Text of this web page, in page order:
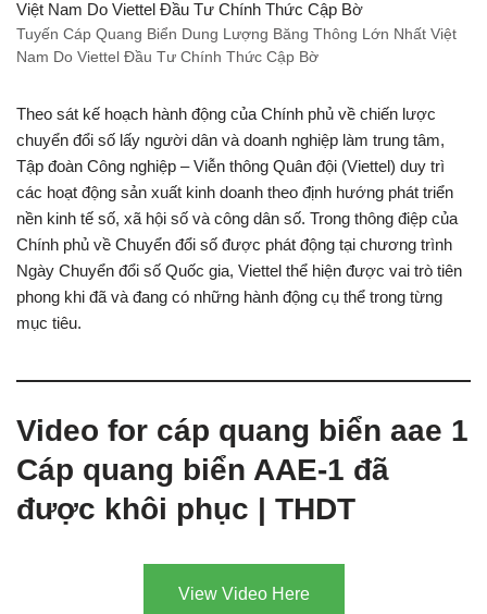
Tuyến Cáp Quang Biển Dung Lượng Băng Thông Lớn Nhất Việt
Nam Do Viettel Đầu Tư Chính Thức Cập Bờ
Theo sát kế hoạch hành động của Chính phủ về chiến lược
chuyển đổi số lấy người dân và doanh nghiệp làm trung tâm,
Tập đoàn Công nghiệp – Viễn thông Quân đội (Viettel) duy trì
các hoạt động sản xuất kinh doanh theo định hướng phát triển
nền kinh tế số, xã hội số và công dân số. Trong thông điệp của
Chính phủ về Chuyển đổi số được phát động tại chương trình
Ngày Chuyển đổi số Quốc gia, Viettel thể hiện được vai trò tiên
phong khi đã và đang có những hành động cụ thể trong từng
mục tiêu.
Video for cáp quang biển aae 1
Cáp quang biển AAE-1 đã
được khôi phục | THDT
View Video Here